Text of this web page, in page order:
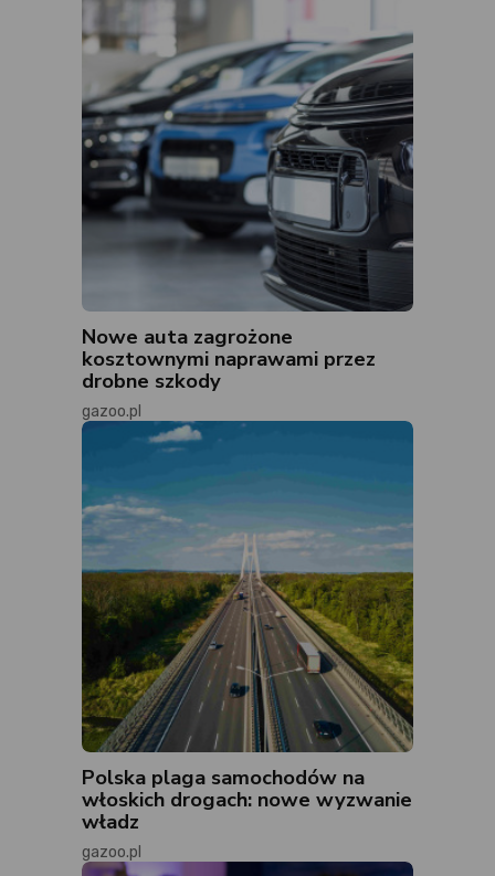
Nowe auta zagrożone
kosztownymi naprawami przez
drobne szkody
gazoo.pl
Polska plaga samochodów na
włoskich drogach: nowe wyzwanie
władz
gazoo.pl